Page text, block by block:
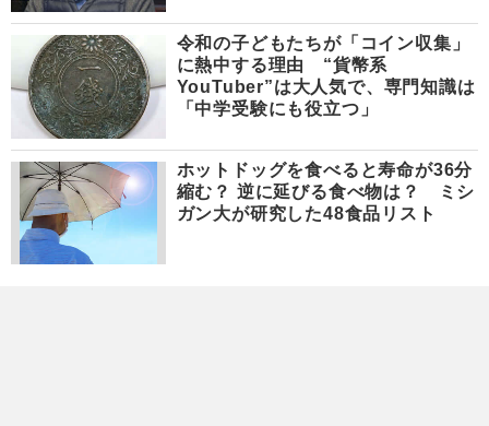
令和の子どもたちが「コイン収集」
に熱中する理由 “貨幣系
YouTuber”は大人気で、専門知識は
「中学受験にも役立つ」
ホットドッグを食べると寿命が36分
縮む？ 逆に延びる食べ物は？ ミシ
ガン大が研究した48食品リスト